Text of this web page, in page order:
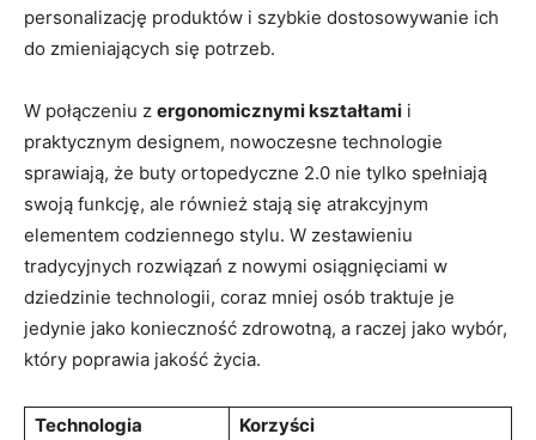
personalizację produktów i szybkie dostosowywanie ich
do zmieniających się potrzeb.
W połączeniu z ergonomicznymi kształtami i
praktycznym designem, nowoczesne technologie
sprawiają, że buty ortopedyczne 2.0 nie tylko spełniają
swoją funkcję, ale również stają się atrakcyjnym
elementem codziennego stylu. W zestawieniu
tradycyjnych rozwiązań z nowymi osiągnięciami w
dziedzinie technologii, coraz mniej osób traktuje je
jedynie jako konieczność zdrowotną, a raczej jako wybór,
który poprawia jakość życia.
Technologia
Korzyści